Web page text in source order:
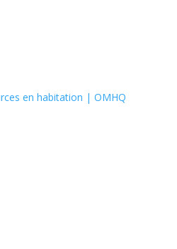
en habitation | OMHQ